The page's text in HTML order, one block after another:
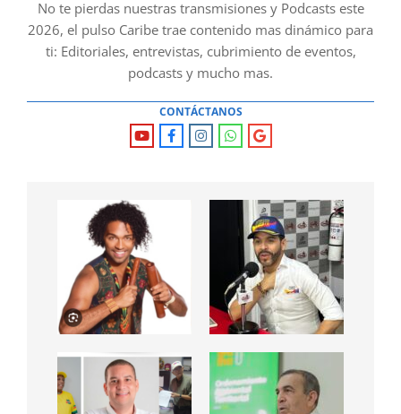
No te pierdas nuestras transmisiones y Podcasts este
2026, el pulso Caribe trae contenido mas dinámico para
ti: Editoriales, entrevistas, cubrimiento de eventos,
podcasts y mucho mas.
CONTÁCTANOS